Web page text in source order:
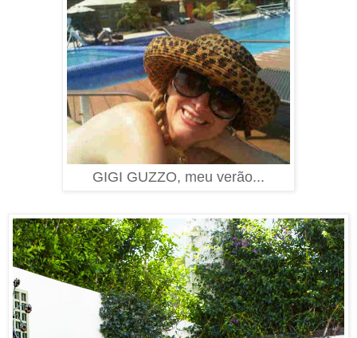
GIGI GUZZO, meu verão...